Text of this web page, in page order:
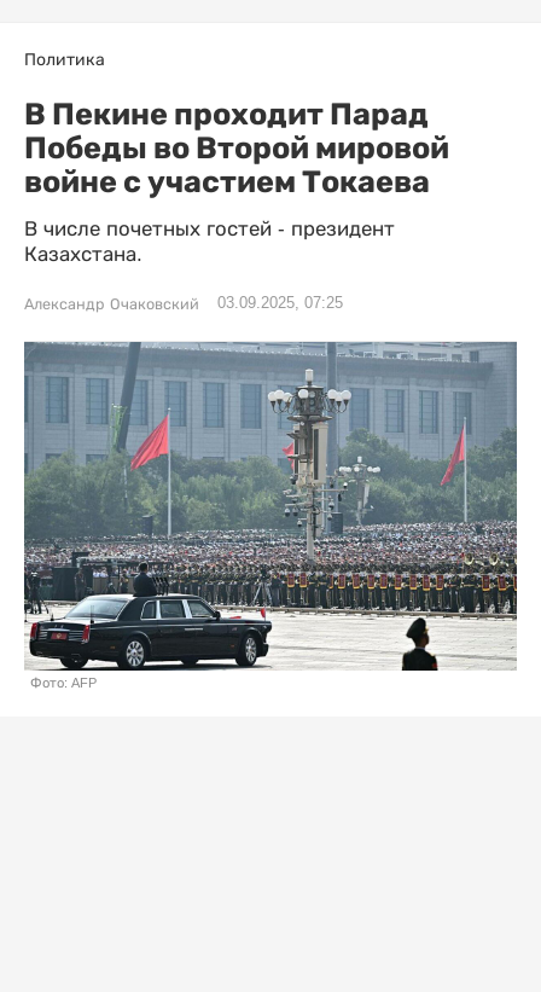
Политика
В Пекине проходит Парад
Победы во Второй мировой
войне c участием Токаева
В числе почетных гостей - президент
Казахстана.
Александр Очаковский 03.09.2025, 07:25
Фото: AFP